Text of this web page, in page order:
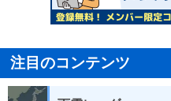
注目のコンテンツ